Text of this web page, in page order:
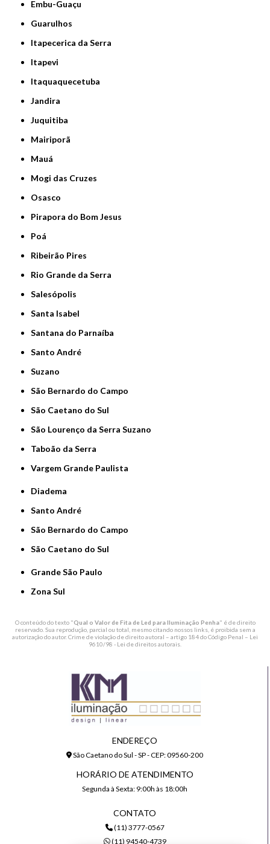
Embu-Guaçu
Guarulhos
Itapecerica da Serra
Itapevi
Itaquaquecetuba
Jandira
Juquitiba
Mairiporã
Mauá
Mogi das Cruzes
Osasco
Pirapora do Bom Jesus
Poá
Ribeirão Pires
Rio Grande da Serra
Salesópolis
Santa Isabel
Santana do Parnaíba
Santo André
Suzano
São Bernardo do Campo
São Caetano do Sul
São Lourenço da Serra Suzano
Taboão da Serra
Vargem Grande Paulista
Diadema
Santo André
São Bernardo do Campo
São Caetano do Sul
Grande São Paulo
Zona Sul
O conteúdo do texto "Qual o Valor de Fita de Led para Iluminação Penha" é de direito
reservado. Sua reprodução, parcial ou total, mesmo citando nossos links, é proibida sem a
autorização do autor. Crime de violação de direito autoral – artigo 184 do Código Penal – Lei
9610/98 - Lei de direitos autorais
ENDEREÇO
São Caetano do Sul - SP - CEP: 09560-200
HORÁRIO DE ATENDIMENTO
Segunda à Sexta: 9:00h às 18:00h
CONTATO
(11) 3777-0567
(11) 94540-4739